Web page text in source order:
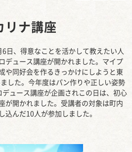
リナ講座
日、得意なことを活かして教えたい人
デュース講座が開かれました。マイプ
や同好会を作るきっかけにしようと東
した。今年度はパン作りや正しい姿勢
ュース講座が企画されこの日は、初心
が開かれました。受講者の対象は町内
込んだ10人が参加しました。